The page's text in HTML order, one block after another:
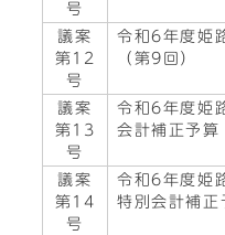
号
議案
第12
号
令和6年度姫
（第9回）
議案
第13
号
令和6年度姫
会計補正予算
議案
第14
号
令和6年度姫
特別会計補正